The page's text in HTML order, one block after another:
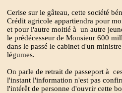
Cerise sur le gâteau, cette société
Crédit agricole appartiendra pour
et pour l'autre moitié à un autre
le prédécesseur de Monsieur 600
dans le passé le cabinet d'un
légumes.
On parle de retrait de passeport à
l'instant l'information n'est pas
l'intérêt de personne d'ouvrir cette